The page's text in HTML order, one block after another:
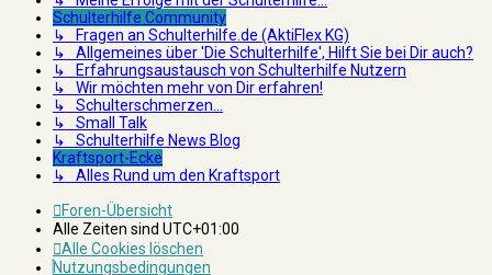
Schulterhilfe Community
↳ Fragen an Schulterhilfe.de (AktiFlex KG)
↳ Allgemeines über 'Die Schulterhilfe', Hilft Sie bei Dir auch?
↳ Erfahrungsaustausch von Schulterhilfe Nutzern
↳ Wir möchten mehr von Dir erfahren!
↳ Schulterschmerzen...
↳ Small Talk
↳ Schulterhilfe News Blog
Kraftsport-Ecke
↳ Alles Rund um den Kraftsport
Foren-Übersicht
Alle Zeiten sind UTC+01:00
Alle Cookies löschen
Nutzungsbedingungen